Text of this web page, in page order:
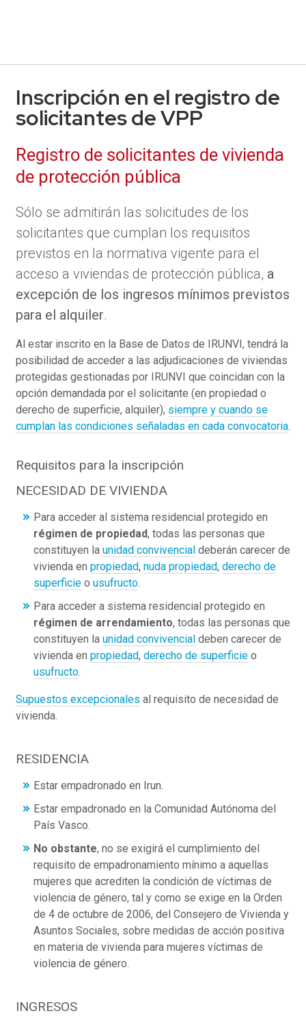
Inscripción en el registro de
solicitantes de VPP
Registro de solicitantes de vivienda
de protección pública
Sólo se admitirán las solicitudes de los
solicitantes que cumplan los requisitos
previstos en la normativa vigente para el
acceso a viviendas de protección pública, a
excepción de los ingresos mínimos previstos
para el alquiler.
Al estar inscrito en la Base de Datos de IRUNVI, tendrá la
posibilidad de acceder a las adjudicaciones de viviendas
protegidas gestionadas por IRUNVI que coincidan con la
opción demandada por el solicitante (en propiedad o
derecho de superficie, alquiler), siempre y cuando se
cumplan las condiciones señaladas en cada convocatoria
Requisitos para la inscripción
NECESIDAD DE VIVIENDA
Para acceder al sistema residencial protegido en
régimen de propiedad, todas las personas que
constituyen la unidad convivencial deberán carecer de
vivienda en propiedad, nuda propiedad, derecho de
superficie o usufructo
Para acceder a sistema residencial protegido en
régimen de arrendamiento, todas las personas que
constituyen la unidad convivencial deben carecer de
vivienda en propiedad, derecho de superficie o
usufructo
Supuestos excepcionales al requisito de necesidad de
vivienda.
RESIDENCIA
Estar empadronado en Irun.
Estar empadronado en la Comunidad Autónoma del
País Vasco.
No obstante, no se exigirá el cumplimiento del
requisito de empadronamiento mínimo a aquellas
mujeres que acrediten la condición de víctimas de
violencia de género, tal y como se exige en la Orden
de 4 de octubre de 2006, del Consejero de Vivienda y
Asuntos Sociales, sobre medidas de acción positiva
en materia de vivienda para mujeres víctimas de
violencia de género.
INGRESOS